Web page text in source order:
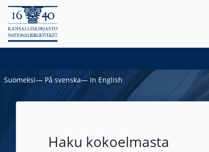
Suomeksi― På svenska― In English
Haku kokoelmasta